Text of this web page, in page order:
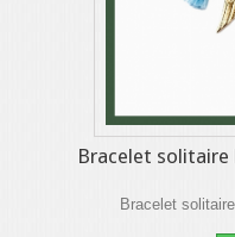
Bracelet
Bracelet